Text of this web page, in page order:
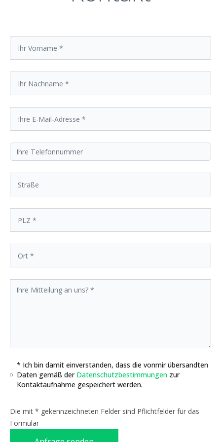
* Ich bin damit einverstanden, dass die vonmir übersandten
Daten gemäß der Datenschutzbestimmungen zur
Kontaktaufnahme gespeichert werden.
Die mit * gekennzeichneten Felder sind Pflichtfelder für das
Formular